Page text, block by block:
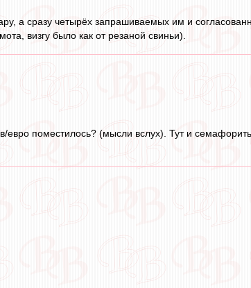
а сразу четырёх запрашиваемых им и
визгу было как от резаной свиньи).
поместилось? (мысли вслух). Тут и